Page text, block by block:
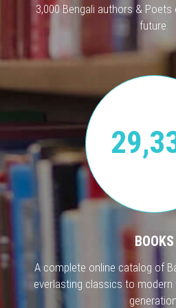
3,000 Bengali authors &
future.
BOOKS
A complete online catalog of
everlasting classics to
generation.